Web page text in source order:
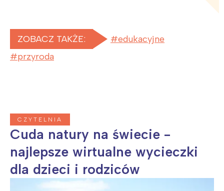
ZOBACZ TAKŻE:
edukacyjne
przyroda
CZYTELNIA
Cuda natury na świecie -
najlepsze wirtualne wycieczki
dla dzieci i rodziców